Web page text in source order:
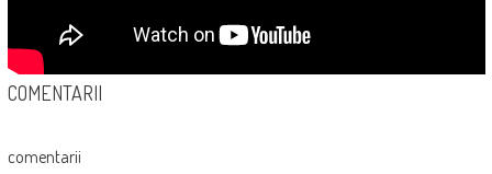
COMENTARII
comentarii